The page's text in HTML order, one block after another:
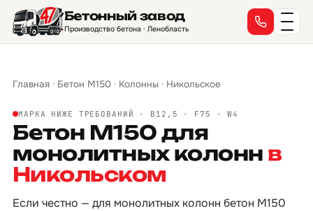
Бетонный завод
Производство бетона · Ленобласть
Главная · Бетон М150 · Колонны · Никольское
МАРКА НИЖЕ ТРЕБОВАНИЙ · B12,5 · F75 · W4
Бетон М150 для
монолитных колонн в
Никольском
Если честно — для монолитных колонн бетон М150